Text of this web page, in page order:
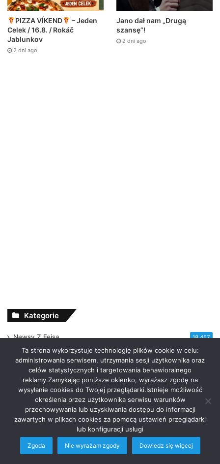
PIZZA VÍKEND
– Jeden
Celek / 16.8. / Rokáč
Jablunkov
2 dni ago
Jano dał nam „Drugą
szansę”!
2 dni ago
Kategorie
Newsy Z Fejsa 18 457
Newsy Z Klubów 8 805
Festiwale
Imprezy Koncert
Inicjatywy Społeczne 16
Informacje 3
Soundcloud Nadaje
Ta strona wykorzystuje technologię plików cookie w celu:
administrowania serwisem, utrzymania sesji użytkownika oraz
celów statystycznych i targetowania behawioralnego
reklamy.Zamykając poniższe okienko, wyrażasz zgodę na
wysyłanie cookies do Twojej przeglądarki.Istnieje możliwość
określenia przez użytkownika serwisu warunków
przechowywania lub uzyskiwania dostępu do informacji
zawartych w plikach cookies za pomocą ustawień przeglądarki
lub konfiguracji usługi
Zgoda Nie wyrażam zgody Dowiedz się więcej